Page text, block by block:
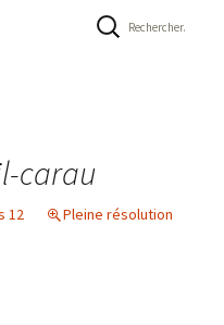
Rechercher :
carau
12
Pleine résolution